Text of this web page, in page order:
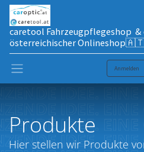
caretool Fahrzeugpflegeshop &
österreichischer Onlineshop🇦🇹
Anmelden
Produkte
Hier stellen wir Produkte